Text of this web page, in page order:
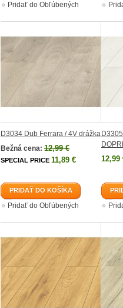
Pridať do Obľúbených
D3034 Dub Ferrara / 4V drážka
Bežná cena: 12,99 €
SPECIAL PRICE 11,89 €
PRIDAŤ DO KOŠÍKA
Pridať do Obľúbených
12,99